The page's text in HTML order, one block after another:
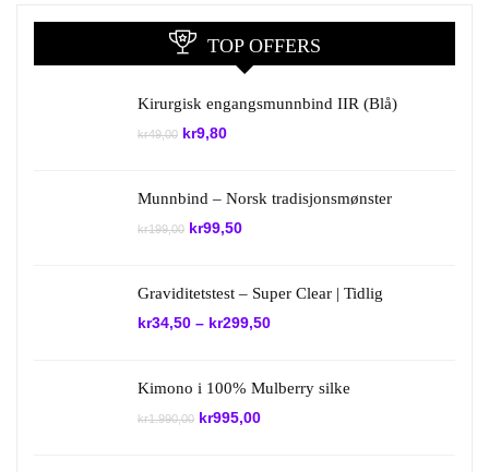
TOP OFFERS
Kirurgisk engangsmunnbind IIR (Blå)
kr49,00 Opprinnelig
kr9,80Nåværende
Munnbind – Norsk tradisjonsmønster
kr199,00 Opprinnelig
kr99,50Nåværende
Graviditetstest – Super Clear | Tidlig
kr34,50 – kr299,50
Kimono i 100% Mulberry silke
kr1.990,00 Opprinnelig
kr995,00Nåværende